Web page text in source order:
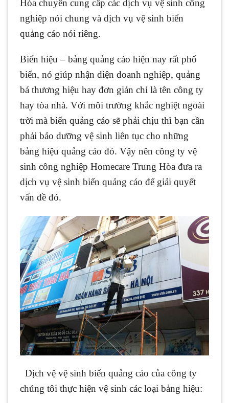
Hòa chuyên cung cấp các dịch vụ vệ sinh công
nghiệp nói chung và dịch vụ vệ sinh biển
quảng cáo nói riêng.
Biển hiệu – bảng quảng cáo hiện nay rất phổ
biến, nó giúp nhận diện doanh nghiệp, quảng
bá thương hiệu hay đơn giản chỉ là tên công ty
hay tòa nhà. Với môi trường khắc nghiệt ngoài
trời mà biển quảng cáo sẽ phải chịu thì bạn cần
phải bảo dưỡng vệ sinh liên tục cho những
bảng hiệu quảng cáo đó. Vậy nên công ty vệ
sinh công nghiệp Homecare Trung Hòa đưa ra
dịch vụ vệ sinh biển quảng cáo để giải quyết
vấn đề đó.
Dịch vệ vệ sinh biển quảng cáo của công ty
chúng tôi thực hiện vệ sinh các loại bảng hiệu: